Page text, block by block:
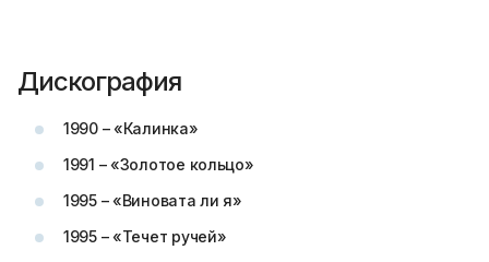
Дискография
1990 – «Калинка»
1991 – «Золотое кольцо»
1995 – «Виновата ли я»
1995 – «Течет ручей»